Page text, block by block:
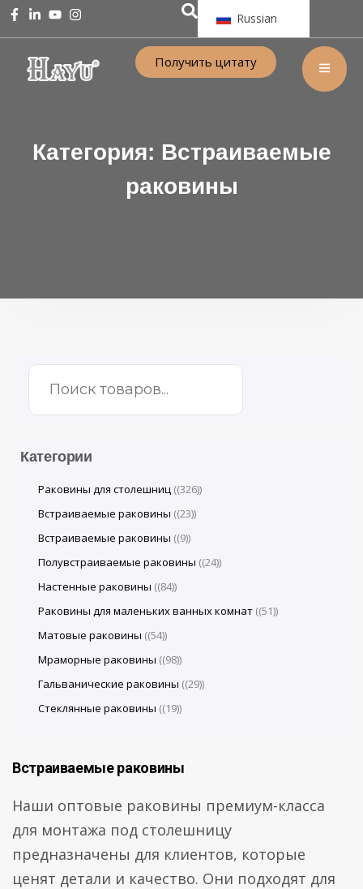
Russian
Получить цитату
Категория: Встраиваемые
раковины
Встраиваемые раковины
Наши оптовые раковины премиум-класса
для монтажа под столешницу
предназначены для клиентов, которые
ценят детали и качество. Они подходят для
Категории
Раковины для столешниц (326)
Встраиваемые раковины (23)
Встраиваемые раковины (9)
Полувстраиваемые раковины (24)
Настенные раковины (84)
Раковины для маленьких ванных комнат (51)
Матовые раковины (54)
Мраморные раковины (98)
Гальванические раковины (29)
Стеклянные раковины (19)